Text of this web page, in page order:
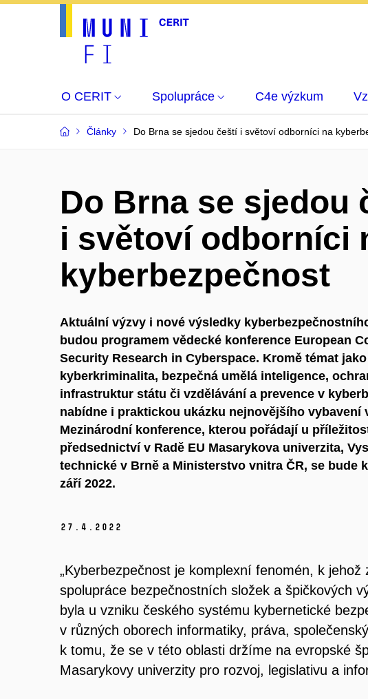
O CERIT Spolupráce C4e výzkum
Články Do Brna se sjedou čeští i světoví odborníci na
Do Brna se sjedou
i světoví odborníci
kyberbezpečnost
Aktuální výzvy i nové výsledky
budou programem vědecké konference European
Security Research in Cyberspace. Kromě témat jako
kyberkriminalita, bezpečná umělá inteligence,
infrastruktur státu či vzdělávání a prevence v
nabídne i praktickou ukázku nejnovějšího vybavení
Mezinárodní konference, kterou pořádají u
předsednictví v Radě EU Masarykova univerzita,
technické v Brně a Ministerstvo vnitra ČR, se bude
září 2022.
27. 4. 2022
„Kyberbezpečnost je komplexní fenomén, k
spolupráce bezpečnostních složek a špičkových
byla u vzniku českého systému kybernetické
v různých oborech informatiky, práva,
k tomu, že se v této oblasti držíme na evropské
Masarykovy univerzity pro rozvoj, legislativu a